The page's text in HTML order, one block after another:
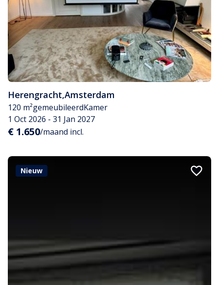
Herengracht,Amsterdam
120 m²gemeubileerdKamer
1 Oct 2026 - 31 Jan 2027
€ 1.650/maand incl.
Nieuw